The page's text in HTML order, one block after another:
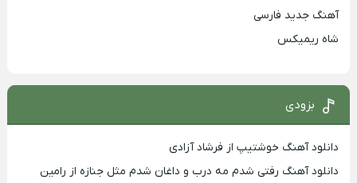
آهنگ جدید فارسی
شاه ریمیکس
بزودی
دانلود آهنگ خوشتیپ از فرشاد آزادی
دانلود آهنگ رفتی شدم مه درب و داغان شدم مثل جنازه از رامین